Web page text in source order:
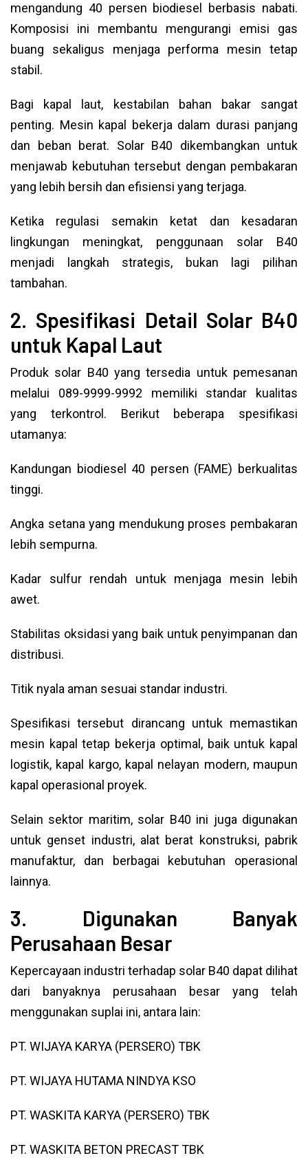
mengandung 40 persen biodiesel berbasis nabati.
Komposisi ini membantu mengurangi emisi gas
buang sekaligus menjaga performa mesin tetap
stabil.
Bagi kapal laut, kestabilan bahan bakar sangat
penting. Mesin kapal bekerja dalam durasi panjang
dan beban berat. Solar B40 dikembangkan untuk
menjawab kebutuhan tersebut dengan pembakaran
yang lebih bersih dan efisiensi yang terjaga.
Ketika regulasi semakin ketat dan kesadaran
lingkungan meningkat, penggunaan solar B40
menjadi langkah strategis, bukan lagi pilihan
tambahan.
2. Spesifikasi Detail Solar B40
untuk Kapal Laut
Produk solar B40 yang tersedia untuk pemesanan
melalui 089-9999-9992 memiliki standar kualitas
yang terkontrol. Berikut beberapa spesifikasi
utamanya:
Kandungan biodiesel 40 persen (FAME) berkualitas
tinggi.
Angka setana yang mendukung proses pembakaran
lebih sempurna.
Kadar sulfur rendah untuk menjaga mesin lebih
awet.
Stabilitas oksidasi yang baik untuk penyimpanan dan
distribusi.
Titik nyala aman sesuai standar industri.
Spesifikasi tersebut dirancang untuk memastikan
mesin kapal tetap bekerja optimal, baik untuk kapal
logistik, kapal kargo, kapal nelayan modern, maupun
kapal operasional proyek.
Selain sektor maritim, solar B40 ini juga digunakan
untuk genset industri, alat berat konstruksi, pabrik
manufaktur, dan berbagai kebutuhan operasional
lainnya.
3. Digunakan Banyak
Perusahaan Besar
Kepercayaan industri terhadap solar B40 dapat dilihat
dari banyaknya perusahaan besar yang telah
menggunakan suplai ini, antara lain:
PT. WIJAYA KARYA (PERSERO) TBK
PT. WIJAYA HUTAMA NINDYA KSO
PT. WASKITA KARYA (PERSERO) TBK
PT. WASKITA BETON PRECAST TBK